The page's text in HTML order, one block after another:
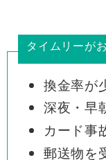
タイムリーが
換金率が
深夜・早
カード事
郵送物を